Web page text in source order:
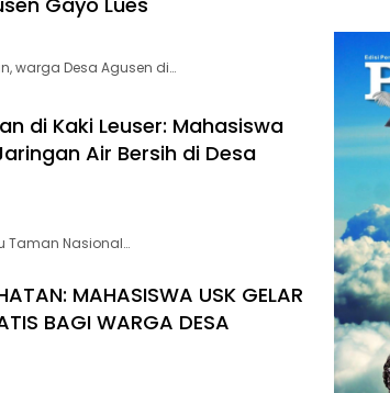
warga Desa Agusen di…
di Kaki Leuser: Mahasiswa
Air Bersih di Desa
Taman Nasional…
MAHASISWA USK GELAR
BAGI WARGA DESA